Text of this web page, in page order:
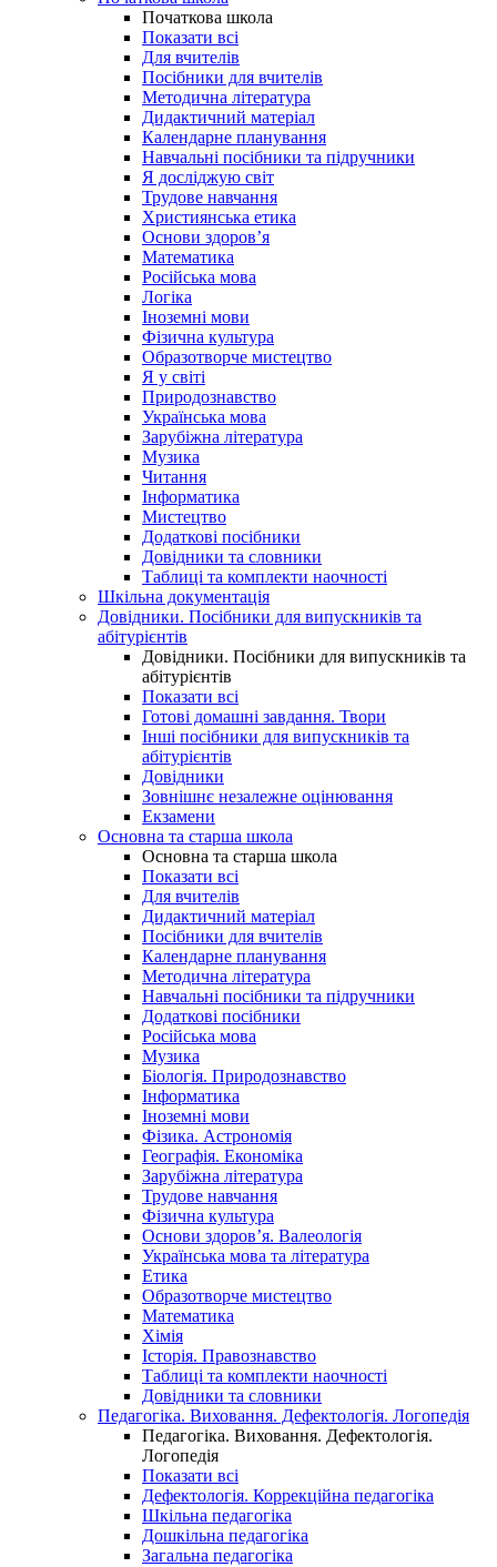
Початкова школа
Показати всі
Для вчителів
Посібники для вчителів
Методична література
Дидактичний матеріал
Календарне планування
Навчальні посібники та підручники
Я досліджую світ
Трудове навчання
Християнська етика
Основи здоров’я
Математика
Російська мова
Логіка
Іноземні мови
Фізична культура
Образотворче мистецтво
Я у світі
Природознавство
Українська мова
Зарубіжна література
Музика
Читання
Інформатика
Мистецтво
Додаткові посібники
Довідники та словники
Таблиці та комплекти наочності
Шкільна документація
Довідники. Посібники для випускників та
абітурієнтів
Довідники. Посібники для випускників та
абітурієнтів
Показати всі
Готові домашні завдання. Твори
Інші посібники для випускників та
абітурієнтів
Довідники
Зовнішнє незалежне оцінювання
Екзамени
Основна та старша школа
Основна та старша школа
Показати всі
Для вчителів
Дидактичний матеріал
Посібники для вчителів
Календарне планування
Методична література
Навчальні посібники та підручники
Додаткові посібники
Російська мова
Музика
Біологія. Природознавство
Інформатика
Іноземні мови
Фізика. Астрономія
Географія. Економіка
Зарубіжна література
Трудове навчання
Фізична культура
Основи здоров’я. Валеологія
Українська мова та література
Етика
Образотворче мистецтво
Математика
Хімія
Історія. Правознавство
Таблиці та комплекти наочності
Довідники та словники
Педагогіка. Виховання. Дефектологія. Логопедія
Педагогіка. Виховання. Дефектологія.
Логопедія
Показати всі
Дефектологія. Коррекційна педагогіка
Шкільна педагогіка
Дошкільна педагогіка
Загальна педагогіка